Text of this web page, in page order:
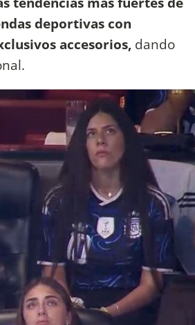
deportivas con
accesorios, dando